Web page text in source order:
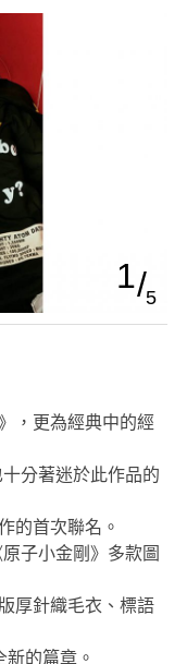
1
5
，更為經典中的經
分著迷於此作品的
的首次聯名。
子小金剛》多款圖
厚針織毛衣、標語
的篇章。